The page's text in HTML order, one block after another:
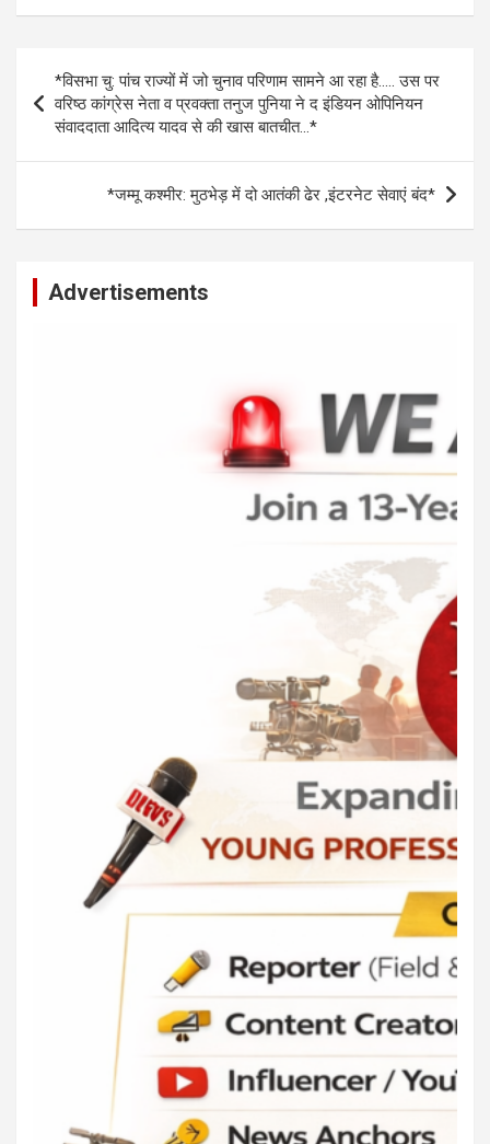
at
A
p
p
ce
b
o
o
k
se
n
g
er
py
Li
n
k
ar
Post
navigation
*विसभा चु: पांच राज्यों में जो चुनाव परिणाम सामने आ रहा है….. उस पर
वरिष्ठ कांग्रेस नेता व प्रवक्ता तनुज पुनिया ने द इंडियन ओपिनियन
संवाददाता आदित्य यादव से की खास बातचीत…*
*जम्मू कश्मीर: मुठभेड़ में दो आतंकी ढेर ,इंटरनेट सेवाएं बंद*
Advertisements